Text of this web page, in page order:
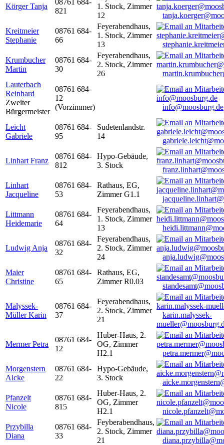
Körger Tanja
08761 684-
821
1. Stock, Zimmer
12
Kreitmeier
Stephanie
08761 684-
66
Feyerabendhaus,
1. Stock, Zimmer
13
Krumbucher
Martin
08761 684-
30
Feyerabendhaus,
2. Stock, Zimmer
26
Lauterbach
Reinhard
Zweiter
Bürgermeister
08761 684-
12
(Vorzimmer)
info@moosburg.de
Leicht
Gabriele
08761 684-
95
Sudetenlandstr.
14
Linhart Franz
08761 684-
812
Hypo-Gebäude,
3. Stock
Linhart
Jacqueline
08761 684-
53
Rathaus, EG,
Zimmer G1.1
Littmann
Heidemarie
08761 684-
64
Feyerabendhaus,
1. Stock, Zimmer
13
Ludwig Anja
08761 684-
32
Feyerabendhaus,
2. Stock, Zimmer
24
Maier
Christine
08761 684-
65
Rathaus, EG,
Zimmer R0.03
Malyssek-
Müller Karin
08761 684-
37
Feyerabendhaus,
2. Stock, Zimmer
21
karin.malyssek-
Mermer Petra
08761 684-
12
Huber-Haus, 2.
OG, Zimmer
H2.1
Morgenstern
Aicke
08761 684-
22
Hypo-Gebäude,
3. Stock
Pfanzelt
Nicole
08761 684-
815
Huber-Haus, 2.
OG, Zimmer
H2.1
Przybilla
Diana
08761 684-
33
Feyberabendhaus,
2. Stock, Zimmer
21